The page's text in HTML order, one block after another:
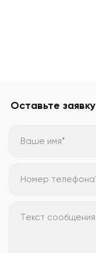
Оставьте
Ваше имя*
Номер
Текст сообщения